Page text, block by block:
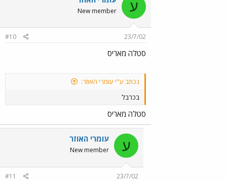
ע New member
23/7/02
#10
סטלה מאריס
נכתב ע"י עומרי האוזר:
בכרבל
סטלה מאריס
ע עומרי האוזר
New member
23/7/02
#11